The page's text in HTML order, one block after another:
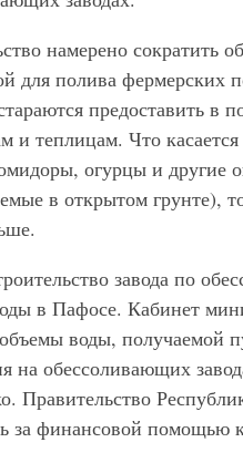
намерено сократить
для полива фермерских
предоставить в
и теплицам. Что касается
огурцы и другие
в открытом грунте),
завода по
в Пафосе. Кабинет
воды, получаемой
на обессоливающих
Правительство
за финансовой помощью